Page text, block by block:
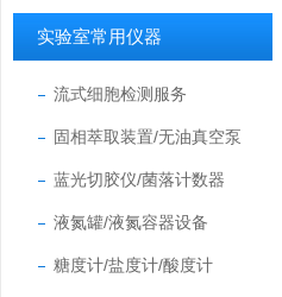
实验室常用仪器
流式细胞检测服务
固相萃取装置/无油真空泵
蓝光切胶仪/菌落计数器
液氮罐/液氮容器设备
糖度计/盐度计/酸度计